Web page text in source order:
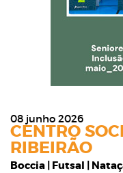
08 junho 2026
CENTRO
RIBEIRÃO
Boccia | Futsal |